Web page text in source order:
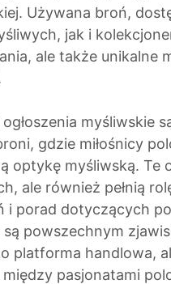
Używana broń,
jak i
ale także unikalne
ogłoszenia myśliwskie
gdzie miłośnicy
optykę myśliwską. Te
ale również pełnią
porad dotyczących
są powszechnym
platforma handlowa,
pasjonatami